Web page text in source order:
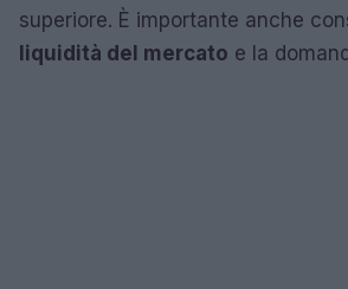
superiore. È importante anche
liquidità del mercato e la